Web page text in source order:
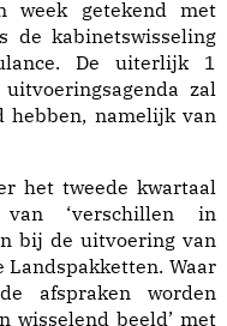
week getekend met
de kabinetswisseling
De uiterlijk 1
zal
hebben, namelijk van
het tweede kwartaal
van ‘verschillen in
bij de uitvoering van
Waar
afspraken worden
wisselend beeld’ met